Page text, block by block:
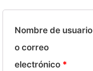
Nombre de usuario
o correo
electrónico *